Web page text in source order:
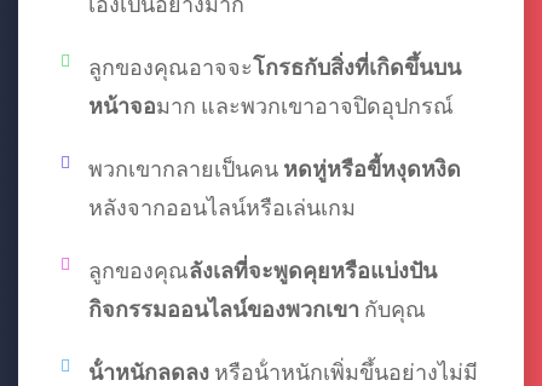
ลูกของคุณอาจจะโกรธกับสิ่งที่เกิดขึ้นบน
หน้าจอมาก และพวกเขาอาจปิดอุปกรณ์
พวกเขากลายเป็นคน หดหู่หรือขี้หงุดหงิด
หลังจากออนไลน์หรือเล่นเกม
ลูกของคุณลังเลที่จะพูดคุยหรือแบ่งปัน
กิจกรรมออนไลน์ของพวกเขา กับคุณ
น้ําหนักลดลง หรือน้ําหนักเพิ่มขึ้นอย่างไม่มี